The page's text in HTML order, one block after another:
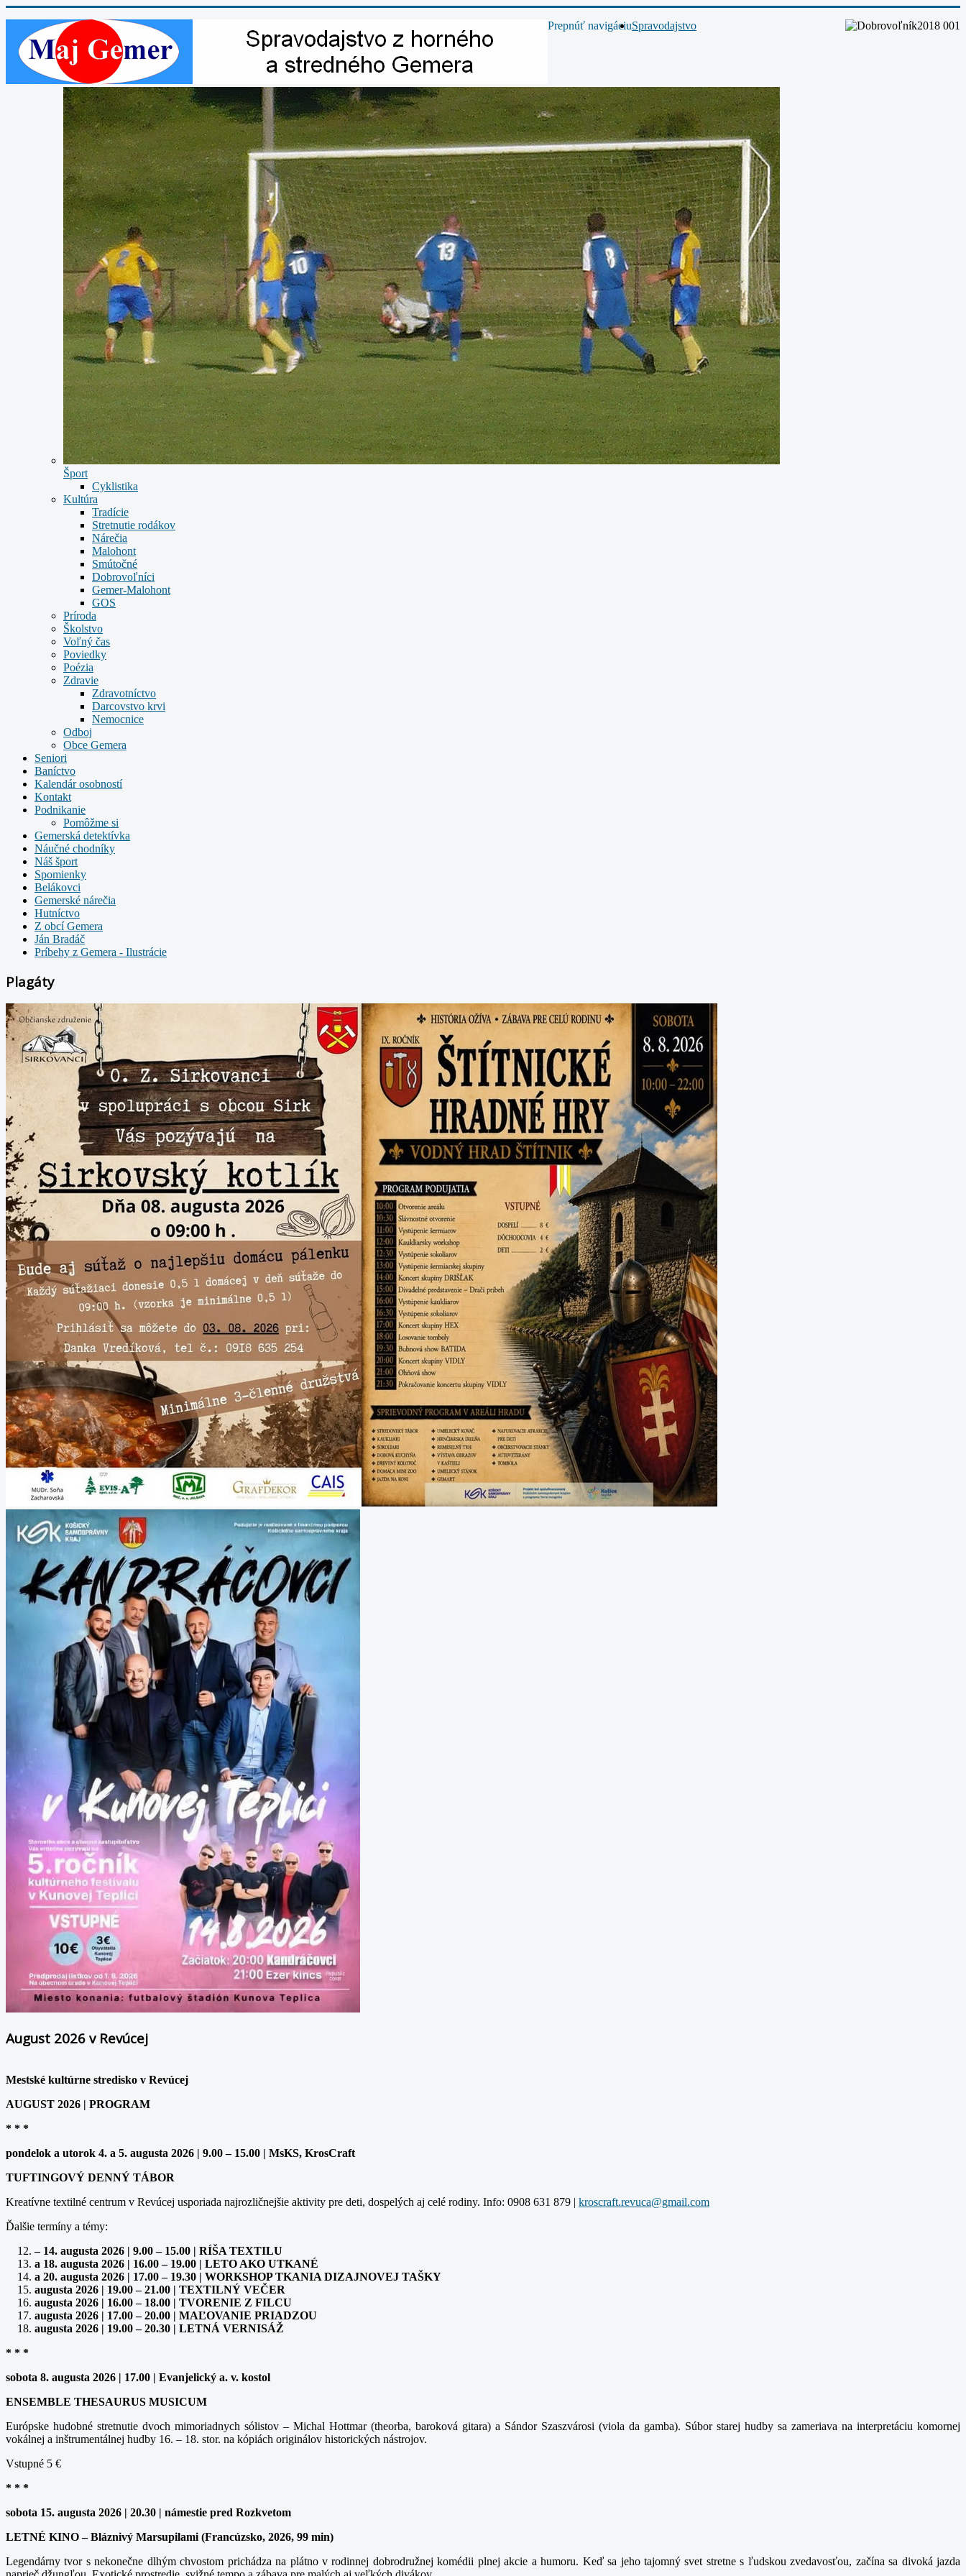
Prepnúť navigáciuSpravodajstvo
Šport
Cyklistika
Kultúra
Tradície
Stretnutie rodákov
Nárečia
Malohont
Smútočné
Dobrovoľníci
Gemer-Malohont
GOS
Príroda
Školstvo
Voľný čas
Poviedky
Poézia
Zdravie
Zdravotníctvo
Darcovstvo krvi
Nemocnice
Odboj
Obce Gemera
Seniori
Baníctvo
Kalendár osobností
Kontakt
Podnikanie
Pomôžme si
Gemerská detektívka
Náučné chodníky
Náš šport
Spomienky
Belákovci
Gemerské nárečia
Hutníctvo
Z obcí Gemera
Ján Bradáč
Príbehy z Gemera - Ilustrácie
Plagáty
August 2026 v Revúcej
Mestské kultúrne stredisko v Revúcej
AUGUST 2026 | PROGRAM
* * *
pondelok a utorok 4. a 5. augusta 2026 | 9.00 – 15.00 | MsKS, KrosCraft
TUFTINGOVÝ DENNÝ TÁBOR
Kreatívne textilné centrum v Revúcej usporiada najrozličnejšie aktivity pre deti, dospelých aj celé rodiny. Info: 0908 631 879 |
Ďalšie termíny a témy:
– 14. augusta 2026 | 9.00 – 15.00 | RÍŠA TEXTILU
a 18. augusta 2026 | 16.00 – 19.00 | LETO AKO UTKANÉ
a 20. augusta 2026 | 17.00 – 19.30 | WORKSHOP TKANIA DIZAJNOVEJ TAŠKY
augusta 2026 | 19.00 – 21.00 | TEXTILNÝ VEČER
augusta 2026 | 16.00 – 18.00 | TVORENIE Z FILCU
augusta 2026 | 17.00 – 20.00 | MAĽOVANIE PRIADZOU
augusta 2026 | 19.00 – 20.30 | LETNÁ VERNISÁŽ
* * *
sobota 8. augusta 2026 | 17.00 | Evanjelický a. v. kostol
ENSEMBLE THESAURUS MUSICUM
Európske hudobné stretnutie dvoch mimoriadnych sólistov – Michal Hottmar (theorba, baroková gitara) a Sándor Szaszvárosi (viola da gamba). Súbor starej hudby sa zameriava na interpretáciu komornej
vokálnej a inštrumentálnej hudby 16. – 18. stor. na kópiách originálov historických nástrojov.
Vstupné 5 €
* * *
sobota 15. augusta 2026 | 20.30 | námestie pred Rozkvetom
LETNÉ KINO – Bláznivý Marsupilami (Francúzsko, 2026, 99 min)
Legendárny tvor s nekonečne dlhým chvostom prichádza na plátno v rodinnej dobrodružnej komédii plnej akcie a humoru. Keď sa jeho tajomný svet stretne s ľudskou zvedavosťou, začína sa divoká jazda